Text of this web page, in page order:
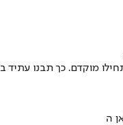
מוקדם. כך תבנו עתיד